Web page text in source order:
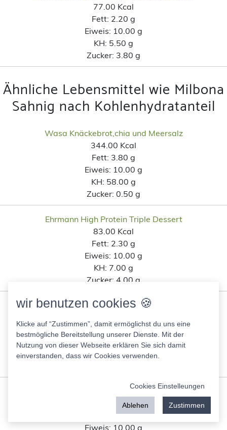
77.00 Kcal
Fett: 2.20 g
Eiweis: 10.00 g
KH: 5.50 g
Zucker: 3.80 g
Ähnliche Lebensmittel wie Milbona
Sahnig nach Kohlenhydratanteil
Wasa Knäckebrot,chia und Meersalz
344.00 Kcal
Fett: 3.80 g
Eiweis: 10.00 g
KH: 58.00 g
Zucker: 0.50 g
Ehrmann High Protein Triple Dessert
83.00 Kcal
Fett: 2.30 g
Eiweis: 10.00 g
KH: 7.00 g
Zucker: 4.00 g
Thunfischzubereitung von Egle
Fett:19.00 g
Eiweis:
10.00 g
KH:1.30 g
Sonnenblumenkernbrötchen Lidl
260.00 Kcal
5.50 g
Eiweis: 10.00 g
wir benutzen cookies 🍪
Klicke auf “Zustimmen”, damit ermöglichst du uns eine
bestmögliche Bereitstellung unserer Dienste. Mit der
Nutzung von dieser Webseite erklären Sie sich damit
einverstanden, dass wir Cookies verwenden.
Cookies Einstelleungen
Ablehen Zustimmen